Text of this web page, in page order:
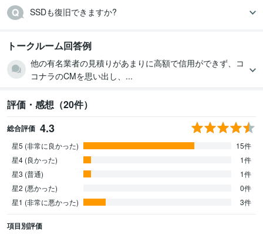
SSDも復旧できますか?
トークルーム回答例
他の有名業者の見積りがあまりに高額で信用ができず、コ
コナラのCMを思い出し、...
評価・感想（20件）
総合評価 4.3
星5 (非常に良かった)
15件
星4 (良かった)
1件
星3 (普通)
1件
星2 (悪かった)
0件
星1 (非常に悪かった)
3件
項目別評価